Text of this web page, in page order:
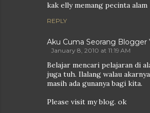
kak elly memang pecinta alam
REPLY
Aku Cuma Seorang Blogger
January 8, 2010 at 11:19 AM
Belajar mencari pelajaran di
juga tuh. Ilalang walau
masih ada gunanya bagi kita.
Please visit my blog. ok